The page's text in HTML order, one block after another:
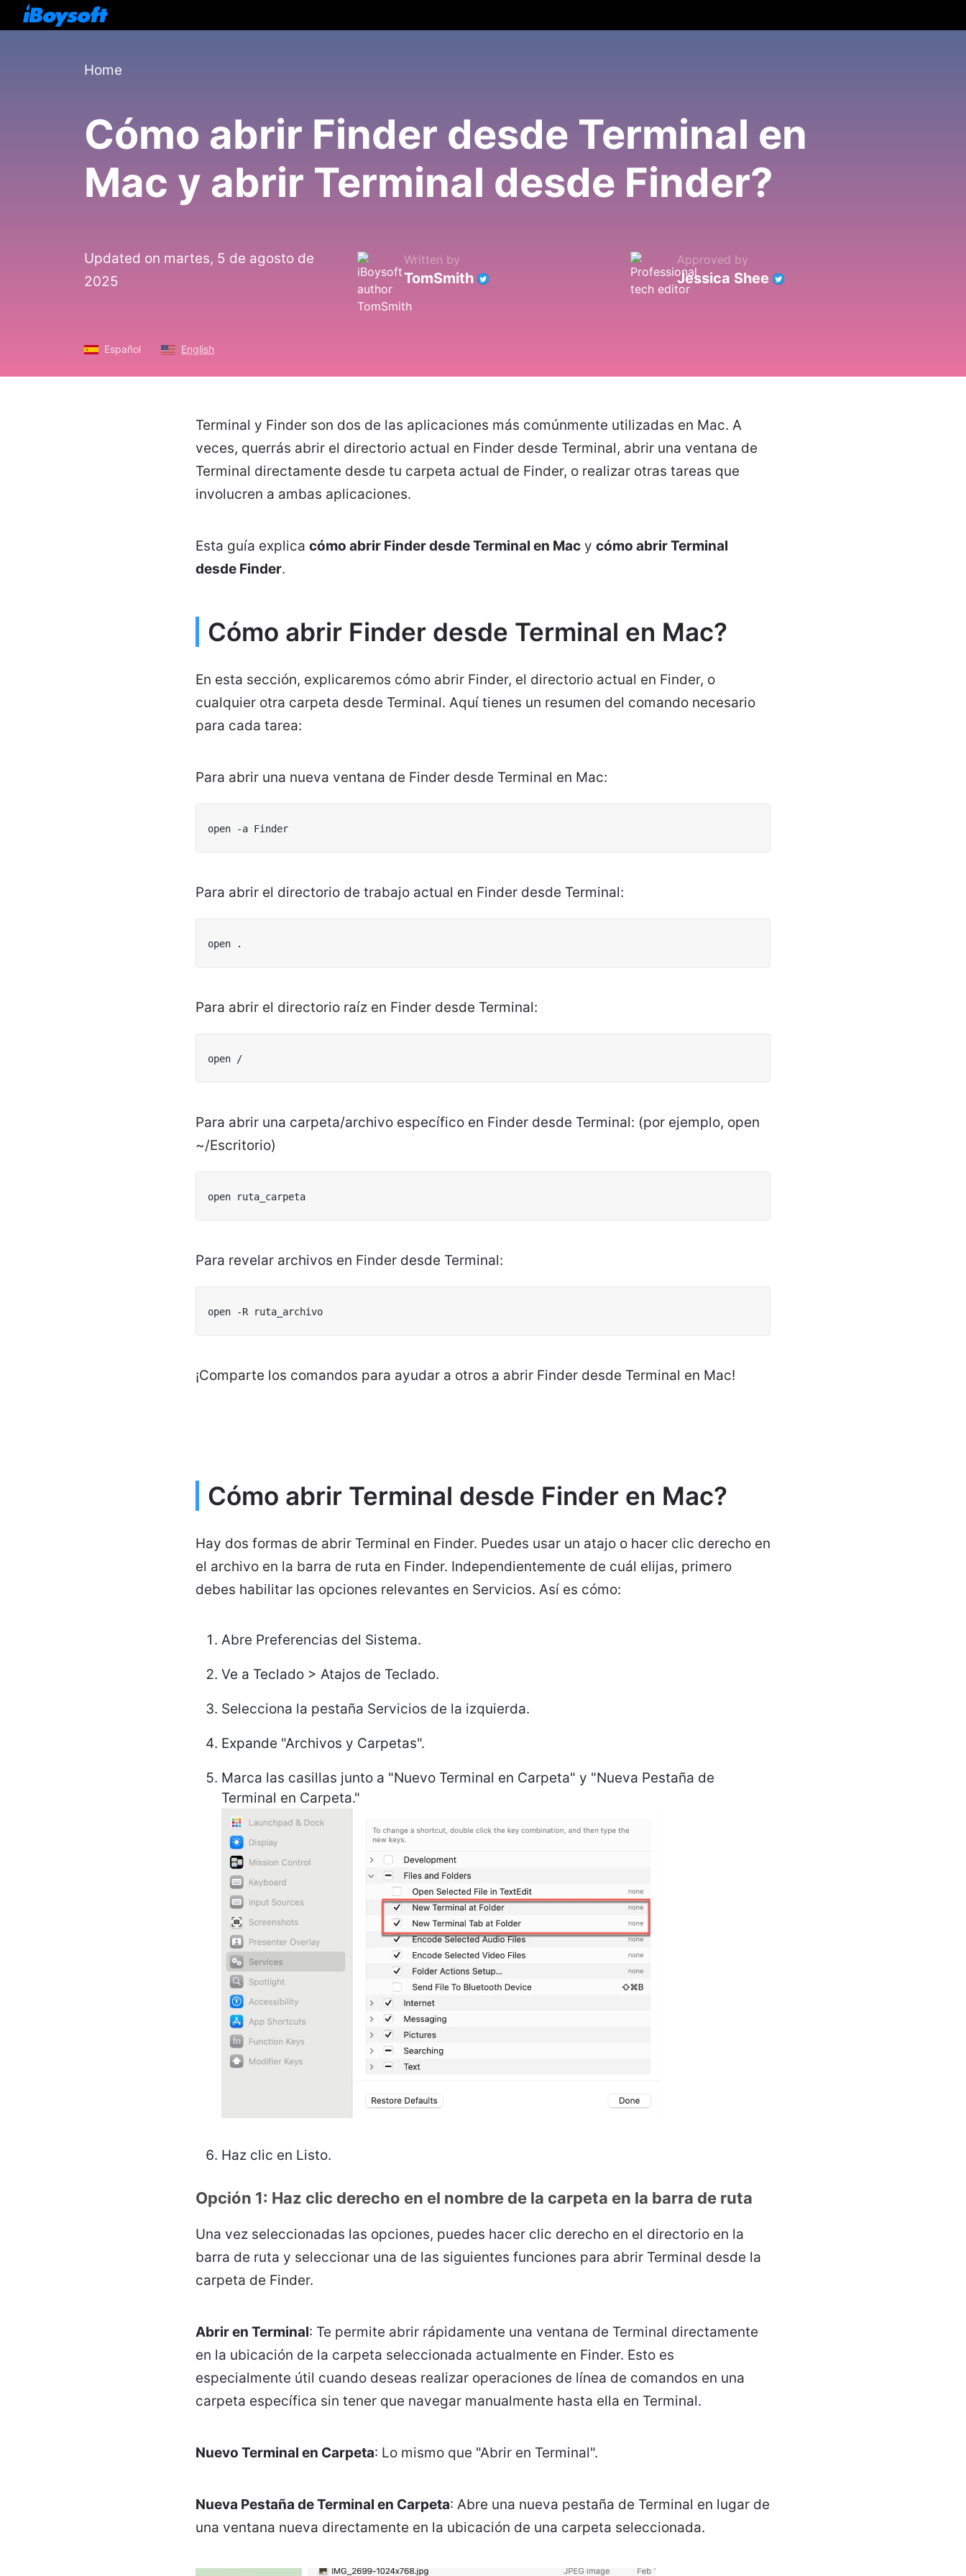
Home
Cómo abrir Finder desde Terminal en
Mac y abrir Terminal desde Finder?
Updated on martes, 5 de agosto de
2025
Written by
TomSmith
Approved by
Jessica Shee
Español English
Terminal y Finder son dos de las aplicaciones más comúnmente utilizadas en Mac. A
veces, querrás abrir el directorio actual en Finder desde Terminal, abrir una ventana de
Terminal directamente desde tu carpeta actual de Finder, o realizar otras tareas que
involucren a ambas aplicaciones.
Esta guía explica cómo abrir Finder desde Terminal en Mac y cómo abrir Terminal
desde Finder.
Cómo abrir Finder desde Terminal en Mac?
En esta sección, explicaremos cómo abrir Finder, el directorio actual en Finder, o
cualquier otra carpeta desde Terminal. Aquí tienes un resumen del comando necesario
para cada tarea:
Para abrir una nueva ventana de Finder desde Terminal en Mac:
open -a Finder
Para abrir el directorio de trabajo actual en Finder desde Terminal:
open .
Para abrir el directorio raíz en Finder desde Terminal:
open /
Para abrir una carpeta/archivo específico en Finder desde Terminal: (por ejemplo, open
~/Escritorio)
open ruta_carpeta
Para revelar archivos en Finder desde Terminal:
open -R ruta_archivo
¡Comparte los comandos para ayudar a otros a abrir Finder desde Terminal en Mac!
Cómo abrir Terminal desde Finder en Mac?
Hay dos formas de abrir Terminal en Finder. Puedes usar un atajo o hacer clic derecho en
el archivo en la barra de ruta en Finder. Independientemente de cuál elijas, primero
debes habilitar las opciones relevantes en Servicios. Así es cómo:
Abre Preferencias del Sistema.
Ve a Teclado > Atajos de Teclado.
Selecciona la pestaña Servicios de la izquierda.
Expande "Archivos y Carpetas".
Marca las casillas junto a "Nuevo Terminal en Carpeta" y "Nueva Pestaña de
Terminal en Carpeta."
Haz clic en Listo.
Opción 1: Haz clic derecho en el nombre de la carpeta en la barra de ruta
Una vez seleccionadas las opciones, puedes hacer clic derecho en el directorio en la
barra de ruta y seleccionar una de las siguientes funciones para abrir Terminal desde la
carpeta de Finder.
Abrir en Terminal: Te permite abrir rápidamente una ventana de Terminal directamente
en la ubicación de la carpeta seleccionada actualmente en Finder. Esto es
especialmente útil cuando deseas realizar operaciones de línea de comandos en una
carpeta específica sin tener que navegar manualmente hasta ella en Terminal.
Nuevo Terminal en Carpeta: Lo mismo que "Abrir en Terminal".
Nueva Pestaña de Terminal en Carpeta: Abre una nueva pestaña de Terminal en lugar de
una ventana nueva directamente en la ubicación de una carpeta seleccionada.